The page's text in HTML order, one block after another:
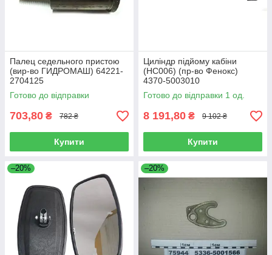
Палец седельного пристою
(вир-во ГИДРОМАШ) 64221-
2704125
Готово до відправки
703,80 ₴ 782 ₴
Купити
Циліндр підйому кабіни
(HC006) (пр-во Фенокс)
4370-5003010
Готово до відправки 1 од.
8 191,80 ₴ 9 102 ₴
Купити
–20% –20%